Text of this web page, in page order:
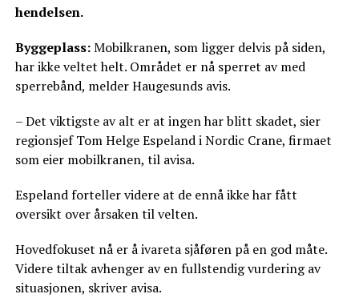
hendelsen.
Byggeplass:Mobilkranen, som ligger delvis på siden,
har ikke veltet helt. Området er nå sperret av med
sperrebånd, melder Haugesunds avis.
– Det viktigste av alt er at ingen har blitt skadet, sier
regionsjef Tom Helge Espeland i Nordic Crane, firmaet
som eier mobilkranen, til avisa.
Espeland forteller videre at de ennå ikke har fått
oversikt over årsaken til velten.
Hovedfokuset nå er å ivareta sjåføren på en god måte.
Videre tiltak avhenger av en fullstendig vurdering av
situasjonen, skriver avisa.